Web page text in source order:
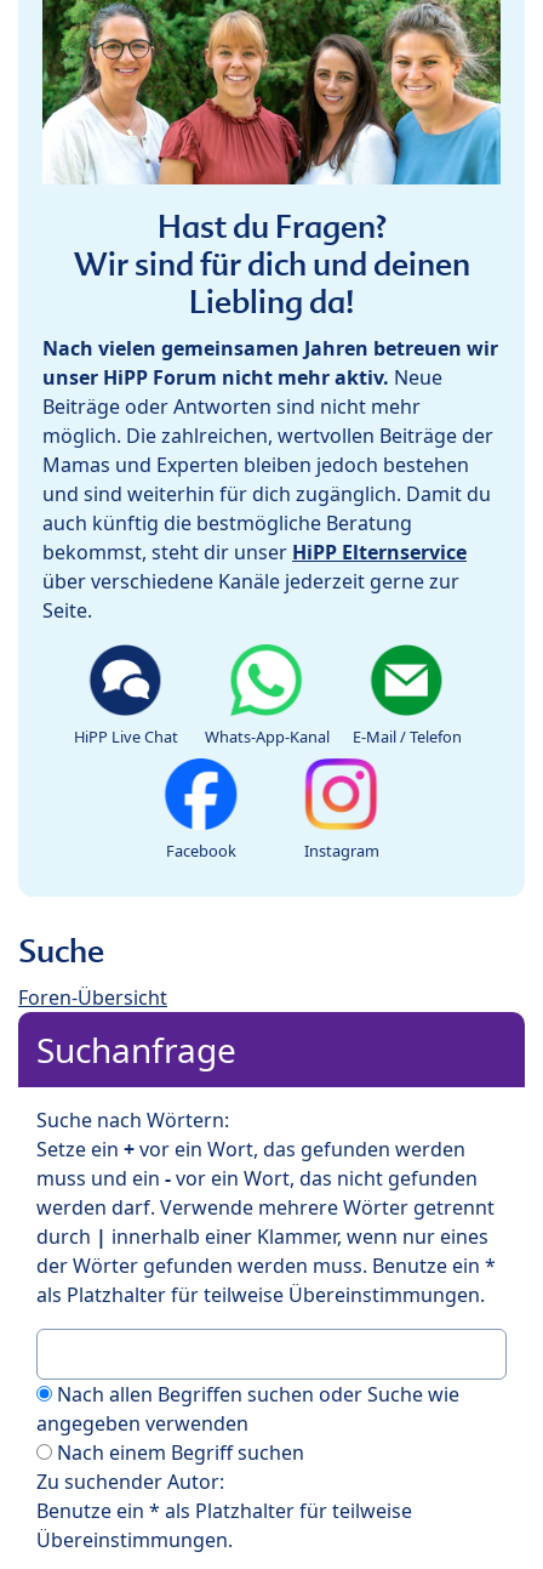
Hast du Fragen?
Wir sind für dich und deinen
Liebling da!
Nach vielen gemeinsamen Jahren betreuen wir
unser HiPP Forum nicht mehr aktiv. Neue
Beiträge oder Antworten sind nicht mehr
möglich. Die zahlreichen, wertvollen Beiträge der
Mamas und Experten bleiben jedoch bestehen
und sind weiterhin für dich zugänglich. Damit du
auch künftig die bestmögliche Beratung
bekommst, steht dir unser HiPP Elternservice
über verschiedene Kanäle jederzeit gerne zur
Seite.
HiPP Live Chat Whats-App-Kanal E-Mail / Telefon
Facebook Instagram
Suche
Foren-Übersicht
Suchanfrage
Suche nach Wörtern:
Setze ein +vor ein Wort, das gefunden werden
muss und ein -vor ein Wort, das nicht gefunden
werden darf. Verwende mehrere Wörter getrennt
durch | innerhalb einer Klammer, wenn nur eines
der Wörter gefunden werden muss. Benutze ein *
als Platzhalter für teilweise Übereinstimmungen.
Nach allen Begriffen suchen oder Suche wie
angegeben verwenden
Nach einem Begriff suchen
Zu suchender Autor:
Benutze ein * als Platzhalter für teilweise
Übereinstimmungen.